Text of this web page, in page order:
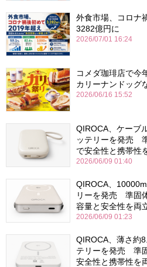
外食市場、コロナ
3282億円に
2026/07/01 16:24
コメダ珈琲店で
カリーナンドッグ
2026/06/16 15:52
QIROCA、ケーブ
ッテリーを発売
で安全性と携帯性
2026/06/09 01:40
QIROCA、
リーを発売 準固
容量と安全性を両
2026/06/09 01:23
QIROCA、薄さ約
テリーを発売 準
安全性と携帯性を